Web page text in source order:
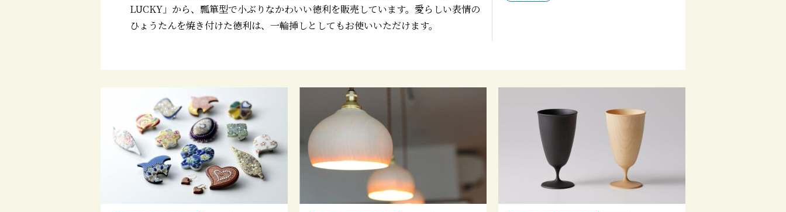
LUCKY」から、瓢箪型で小ぶりなかわいい徳利を販売しています。愛らしい表情の
ひょうたんを焼き付けた徳利は、一輪挿しとしてもお使いいただけます。